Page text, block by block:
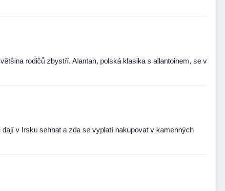
rodičů zbystří. Alantan, polská klasika s allantoinem, se v
v Irsku sehnat a zda se vyplatí nakupovat v kamenných